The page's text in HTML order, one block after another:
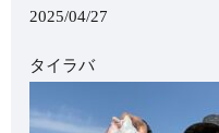
2025/04/27
タイラバ